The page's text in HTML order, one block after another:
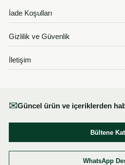
İade Koşulları
Gizlilik ve Güvenlik
İletişim
✉Güncel ürün ve içeriklerden
Bültene
WhatsApp